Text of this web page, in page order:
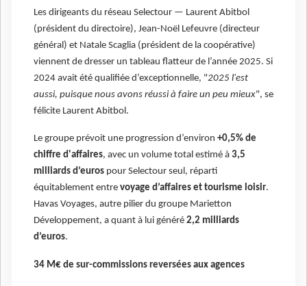
Les dirigeants du réseau Selectour — Laurent Abitbol
(président du directoire), Jean-Noël Lefeuvre (directeur
général) et Natale Scaglia (président de la coopérative)
viennent de dresser un tableau flatteur de l’année 2025. Si
2024 avait été qualifiée d’exceptionnelle, "2025 l'est
aussi, puisque nous avons réussi à faire un peu mieux", se
félicite Laurent Abitbol.
Le groupe prévoit une progression d’environ +0,5% de
chiffre d'affaires, avec un volume total estimé à 3,5
milliards d’euros pour Selectour seul, réparti
équitablement entre voyage d’affaires et tourisme loisir.
Havas Voyages, autre pilier du groupe Marietton
Développement, a quant à lui généré 2,2 milliards
d’euros.
34 M€ de sur-commissions reversées aux agences